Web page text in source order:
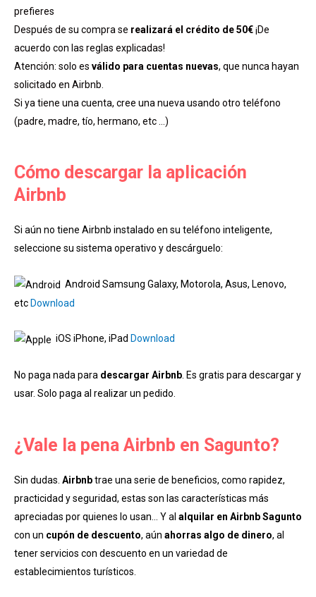
prefieres
Después de su compra se realizará el crédito de 50€¡De
acuerdo con las reglas explicadas!
Atención: solo es válido para cuentas nuevas, que nunca hayan
solicitado en Airbnb.
Si ya tiene una cuenta, cree una nueva usando otro teléfono
(padre, madre, tío, hermano, etc …)
Cómo descargar la aplicación
Airbnb
Si aún no tiene Airbnb instalado en su teléfono inteligente,
seleccione su sistema operativo y descárguelo:
Android Samsung Galaxy, Motorola, Asus, Lenovo,
etc Download
iOS iPhone, iPad Download
No paga nada para descargar Airbnb . Es gratis para descargar y
usar. Solo paga al realizar un pedido.
¿Vale la pena Airbnb en Sagunto?
Sin dudas. Airbnbtrae una serie de beneficios, como rapidez,
practicidad y seguridad, estas son las características más
apreciadas por quienes lo usan… Y al alquilar en Airbnb Sagunto
con un cupón de descuento, aún ahorras algo de dinero, al
tener servicios con descuento en un variedad de
establecimientos turísticos.